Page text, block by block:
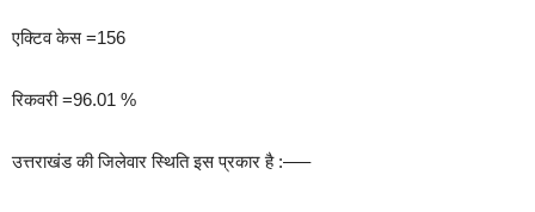
एक्टिव केस =156
रिकवरी =96.01 %
उत्तराखंड की जिलेवार स्थिति इस प्रकार है :—–